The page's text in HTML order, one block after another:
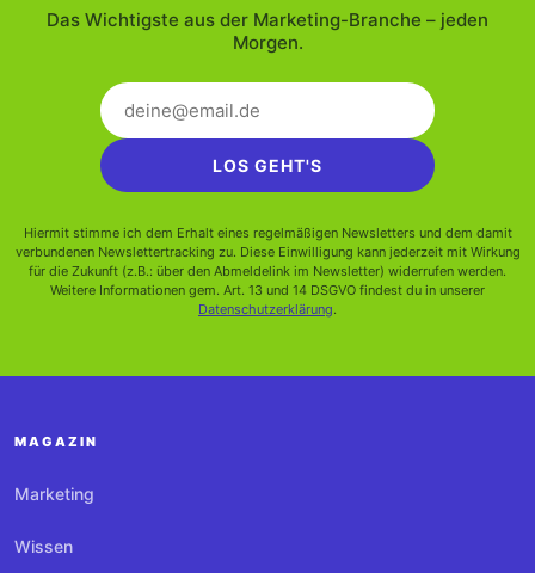
Das Wichtigste aus der Marketing-Branche – jeden
Morgen.
LOS GEHT'S
Hiermit stimme ich dem Erhalt eines regelmäßigen Newsletters und dem damit
verbundenen Newslettertracking zu. Diese Einwilligung kann jederzeit mit Wirkung
für die Zukunft (z.B.: über den Abmeldelink im Newsletter) widerrufen werden.
Weitere Informationen gem. Art. 13 und 14 DSGVO findest du in unserer
Datenschutzerklärung.
MAGAZIN
Marketing
Wissen